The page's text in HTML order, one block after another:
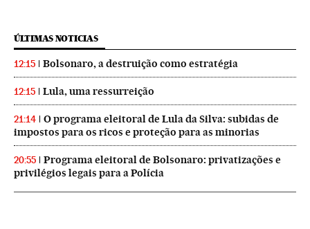
ÚLTIMAS NOTICIAS
12:15 Bolsonaro, a destruição como estratégia
12:15 Lula, uma ressurreição
21:14
O programa eleitoral de Lula da Silva: subidas de
impostos para os ricos e proteção para as minorias
20:55
Programa eleitoral de Bolsonaro: privatizações e
privilégios legais para a Polícia